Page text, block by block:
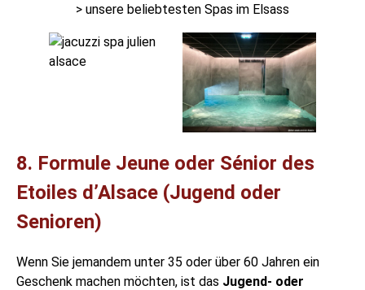
> unsere beliebtesten Spas im Elsass
8. Formule Jeune oder Sénior des
Etoiles d’Alsace (Jugend oder
Senioren)
Wenn Sie jemandem unter 35 oder über 60 Jahren ein
Geschenk machen möchten, ist das Jugend- oder